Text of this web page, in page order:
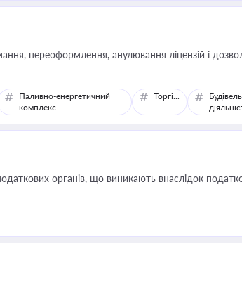
переоформлення, анулювання ліцензій і
Паливно-енергетичний
комплекс
Торгівля
органів, що виникають внаслідок